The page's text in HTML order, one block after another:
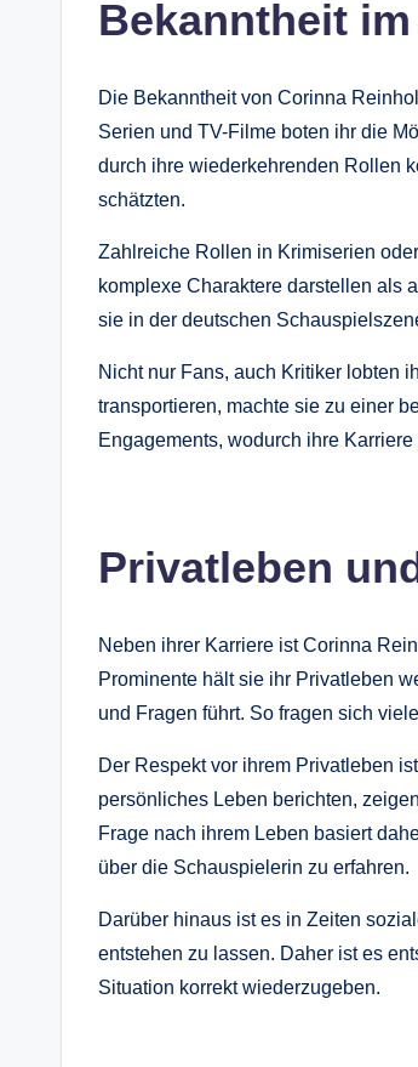
Bekanntheit
Die Bekanntheit von Corinna
Serien und TV-Filme boten ihr die
durch ihre wiederkehrenden Rollen
schätzten.
Zahlreiche Rollen in Krimiserien
komplexe Charaktere darstellen als
sie in der deutschen
Nicht nur Fans, auch Kritiker lobten
transportieren, machte sie zu einer
Engagements, wodurch ihre
Privatleben
Neben ihrer Karriere ist Corinna
Prominente hält sie ihr Privatleben
und Fragen führt. So fragen sich
Der Respekt vor ihrem Privatleben
persönliches Leben berichten,
Frage nach ihrem Leben basiert
über die Schauspielerin zu erfahren.
Darüber hinaus ist es in Zeiten
entstehen zu lassen. Daher ist es
Situation korrekt wiederzugeben.